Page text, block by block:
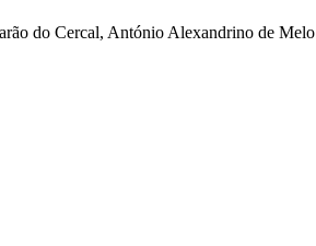
do Cercal, António Alexandrino de Melo